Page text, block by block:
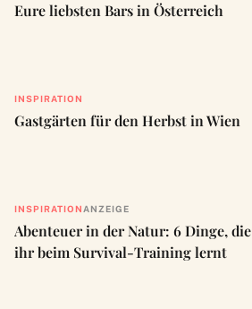
Eure liebsten Bars in Österreich
INSPIRATION
Gastgärten für den Herbst in Wien
INSPIRATION ANZEIGE
Abenteuer in der Natur: 6 Dinge, die
ihr beim Survival-Training lernt